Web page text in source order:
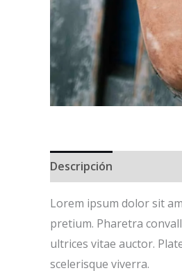
Descripción
Lorem ipsum dolor sit
pretium. Pharetra
ultrices vitae auctor.
scelerisque viverra.